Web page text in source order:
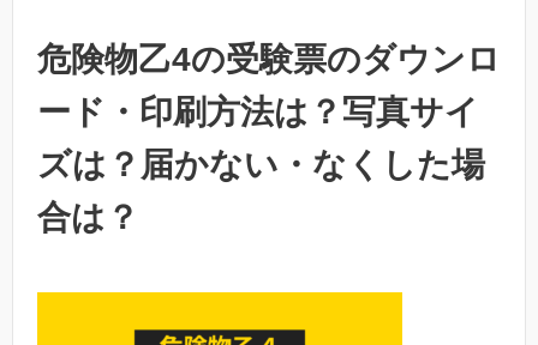
危険物乙4の受験票のダウンロ
ード・印刷方法は？写真サイ
ズは？届かない・なくした場
合は？